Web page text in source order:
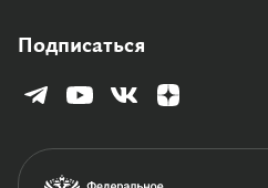
Подписаться